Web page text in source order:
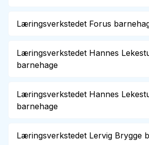
Læringsverkstedet Forus
Læringsverkstedet Hannes
barnehage
Læringsverkstedet Hannes
barnehage
Læringsverkstedet Lervig Brygge